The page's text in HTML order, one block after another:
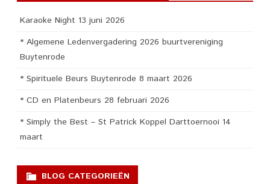
Karaoke Night 13 juni 2026
* Algemene Ledenvergadering 2026 buurtvereniging
Buytenrode
* Spirituele Beurs Buytenrode 8 maart 2026
* CD en Platenbeurs 28 februari 2026
* Simply the Best – St Patrick Koppel Darttoernooi 14
maart
BLOG CATEGORIEËN